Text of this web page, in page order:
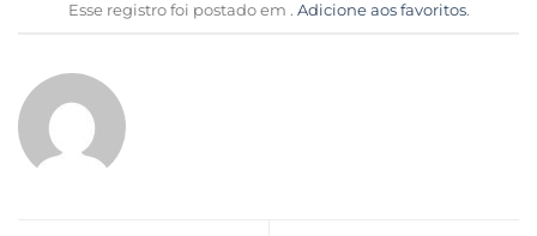
Esse registro foi postado em . Adicione aos favoritos.